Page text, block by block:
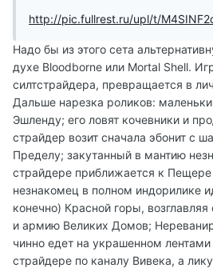
http://pic.fullrest.ru/upl/t/
Надо бы из этого сета
духе Bloodborne или Mortal Shell.
силтстрайдера, превращается в
Дальше нарезка роликов:
Эшленду; его ловят кочевники и
страйдер возит сначала эбонит с
Пределу; закутанный в мантию
страйдере приближается к
незнакомец в полном индорилике
конечно) Красной горы,
и армию Великих Домов;
чинно едет на украшенном
страйдере по каналу Вивека, а